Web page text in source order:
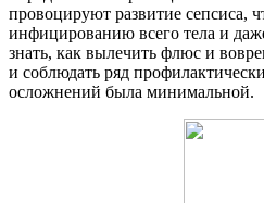
провоцируют развитие сепсиса,
инфицированию всего тела и
знать, как вылечить флюс и
и соблюдать ряд
осложнений была минимальной.